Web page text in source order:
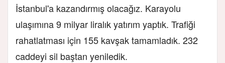
İstanbul'a kazandırmış olacağız. Karayolu
ulaşımına 9 milyar liralık yatırım yaptık. Trafiği
rahatlatması için 155 kavşak tamamladık. 232
caddeyi sil baştan yeniledik.